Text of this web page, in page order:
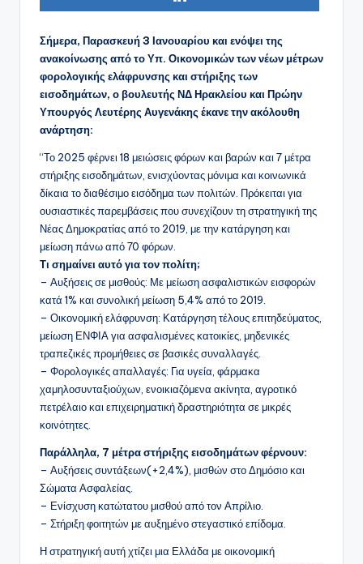
Σήμερα, Παρασκευή 3 Ιανουαρίου και ενόψει της
ανακοίνωσης από το Υπ. Οικονομικών των νέων μέτρων
φορολογικής ελάφρυνσης και στήριξης των
εισοδημάτων, ο βουλευτής ΝΔ Ηρακλείου και Πρώην
Υπουργός Λευτέρης Αυγενάκης έκανε την ακόλουθη
ανάρτηση:
“Το 2025 φέρνει 18 μειώσεις φόρων και βαρών και 7 μέτρα
στήριξης εισοδημάτων, ενισχύοντας μόνιμα και κοινωνικά
δίκαια το διαθέσιμο εισόδημα των πολιτών. Πρόκειται για
ουσιαστικές παρεμβάσεις που συνεχίζουν τη στρατηγική της
Νέας Δημοκρατίας από το 2019, με την κατάργηση και
μείωση πάνω από 70 φόρων.
Τι σημαίνει αυτό για τον πολίτη;
– Αυξήσεις σε μισθούς: Με μείωση ασφαλιστικών εισφορών
κατά 1% και συνολική μείωση 5,4% από το 2019.
– Οικονομική ελάφρυνση: Κατάργηση τέλους επιτηδεύματος,
μείωση ΕΝΦΙΑ για ασφαλισμένες κατοικίες, μηδενικές
τραπεζικές προμήθειες σε βασικές συναλλαγές.
– Φορολογικές απαλλαγές: Για υγεία, φάρμακα
χαμηλοσυνταξιούχων, ενοικιαζόμενα ακίνητα, αγροτικό
πετρέλαιο και επιχειρηματική δραστηριότητα σε μικρές
κοινότητες.
Παράλληλα, 7 μέτρα στήριξης εισοδημάτων φέρνουν:
– Αυξήσεις συντάξεων(+2,4%), μισθών στο Δημόσιο και
Σώματα Ασφαλείας.
– Ενίσχυση κατώτατου μισθού από τον Απρίλιο.
– Στήριξη φοιτητών με αυξημένο στεγαστικό επίδομα.
Η στρατηγική αυτή χτίζει μια Ελλάδα με οικονομική